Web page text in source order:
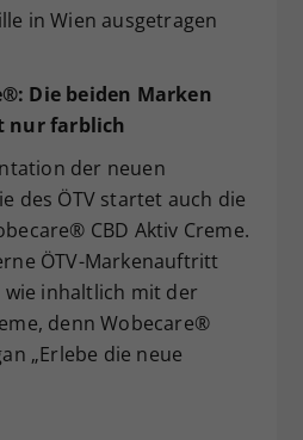
in Wien ausgetragen
Die beiden Marken
nur farblich
der neuen
des ÖTV startet auch die
CBD Aktiv Creme.
ÖTV-Markenauftritt
inhaltlich mit der
denn Wobecare®
„Erlebe die neue
speichert Ihre Consent-
ID, für die
Speicherung Ihrer
Einstellungen, falls der
Betreiber dies eingestellt